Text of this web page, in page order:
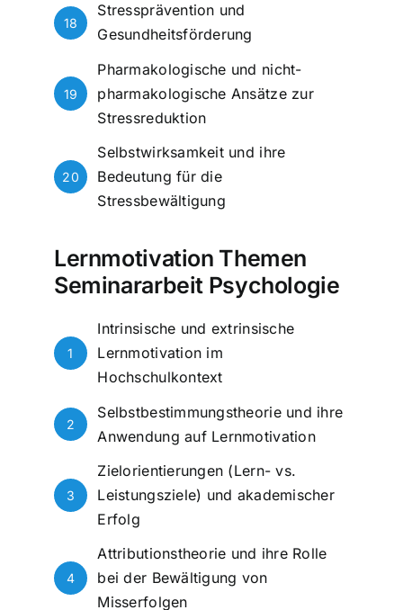
18
Stressprävention und
Gesundheitsförderung
19
Pharmakologische und nicht-
pharmakologische Ansätze zur
Stressreduktion
20
Selbstwirksamkeit und ihre
Bedeutung für die
Stressbewältigung
Lernmotivation Themen
Seminararbeit Psychologie
1
Intrinsische und extrinsische
Lernmotivation im
Hochschulkontext
2
Selbstbestimmungstheorie und ihre
Anwendung auf Lernmotivation
3
Zielorientierungen (Lern- vs.
Leistungsziele) und akademischer
Erfolg
4
Attributionstheorie und ihre Rolle
bei der Bewältigung von
Misserfolgen